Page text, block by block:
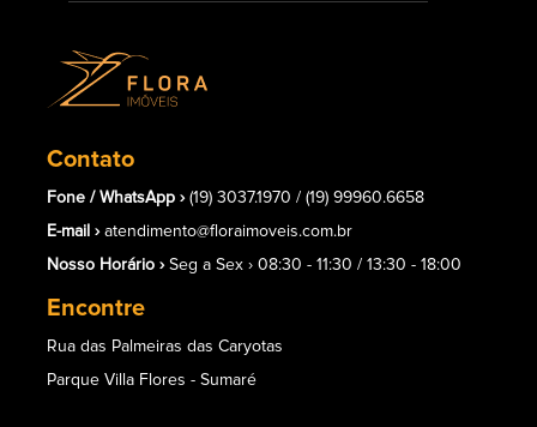
Contato
Fone / WhatsApp › (19) 3037.1970 / (19) 99960.6658
E-mail › atendimento@floraimoveis.com.br
Nosso Horário › Seg a Sex › 08:30 - 11:30 / 13:30 - 18:00
Encontre
Rua das Palmeiras das Caryotas
Parque Villa Flores - Sumaré